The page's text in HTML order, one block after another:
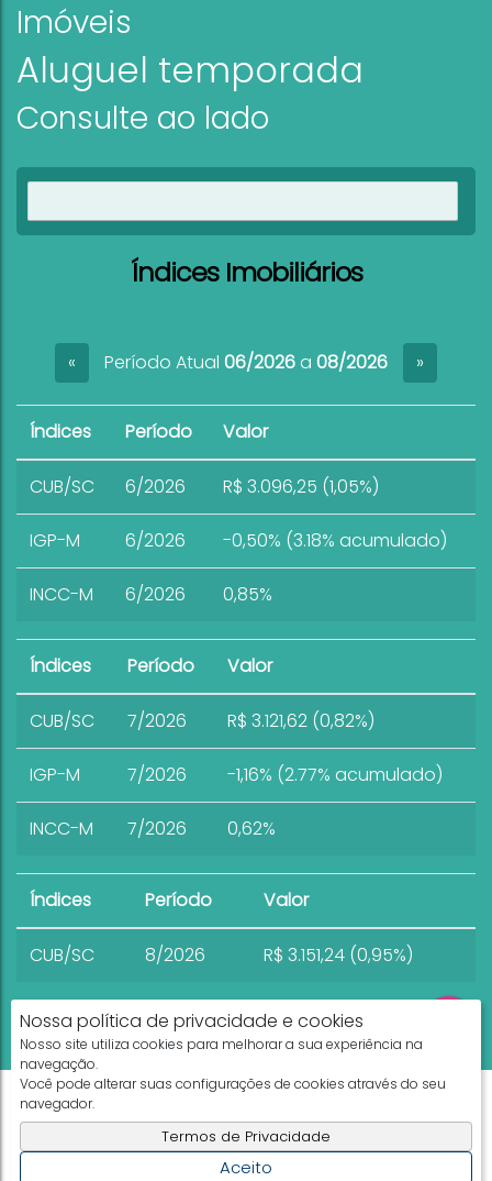
Nossa política de privacidade e cookies
Nosso site utiliza cookies para melhorar a sua experiência na
navegação.
Você pode alterar suas configurações de cookies através do seu
navegador.
Termos de Privacidade
Aceito
Imóveis
Aluguel temporada
Consulte ao lado
Índices Imobiliários
« Período Atual 06/2026a 08/2026 »
Índices Período Valor
CUB/SC 6/2026 R$ 3.096,25 (1,05%)
IGP-M 6/2026 -0,50% (3.18% acumulado)
INCC-M 6/2026 0,85%
Índices Período Valor
CUB/SC 7/2026 R$ 3.121,62 (0,82%)
IGP-M 7/2026 -1,16% (2.77% acumulado)
INCC-M 7/2026 0,62%
Índices Período Valor
CUB/SC 8/2026 R$ 3.151,24 (0,95%)
Apresenta.me ~ Plataforma Imobiliária
Copyright © 2026 ~ 0.0000s